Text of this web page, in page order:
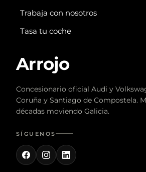
Trabaja con nosotros
Tasa tu coche
Arrojo
Concesionario oficial Audi y
Coruña y Santiago de Compostela.
décadas moviendo Galicia.
SÍGUENOS